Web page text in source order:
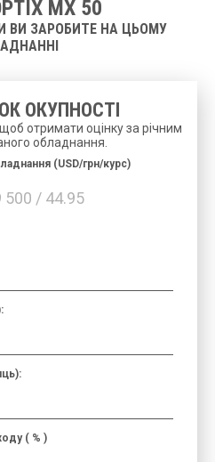
MX 50
ВИ ЗАРОБИТЕ НА ЦЬОМУ
ОКУПНОСТІ
отримати оцінку за річним
обладнання.
500 / 44.95
(USD/грн/курс)
( % )